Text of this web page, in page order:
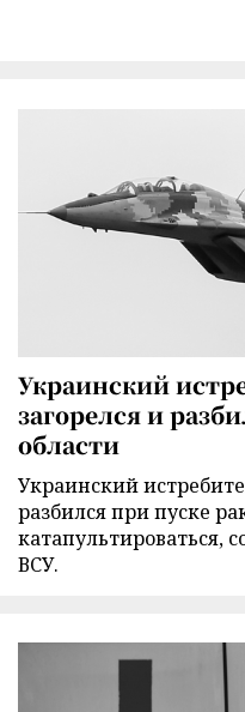
Украинский
загорелся и
области
Украинский
разбился при пуске
ВСУ.